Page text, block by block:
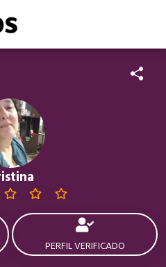
PERFIL VERIFICADO